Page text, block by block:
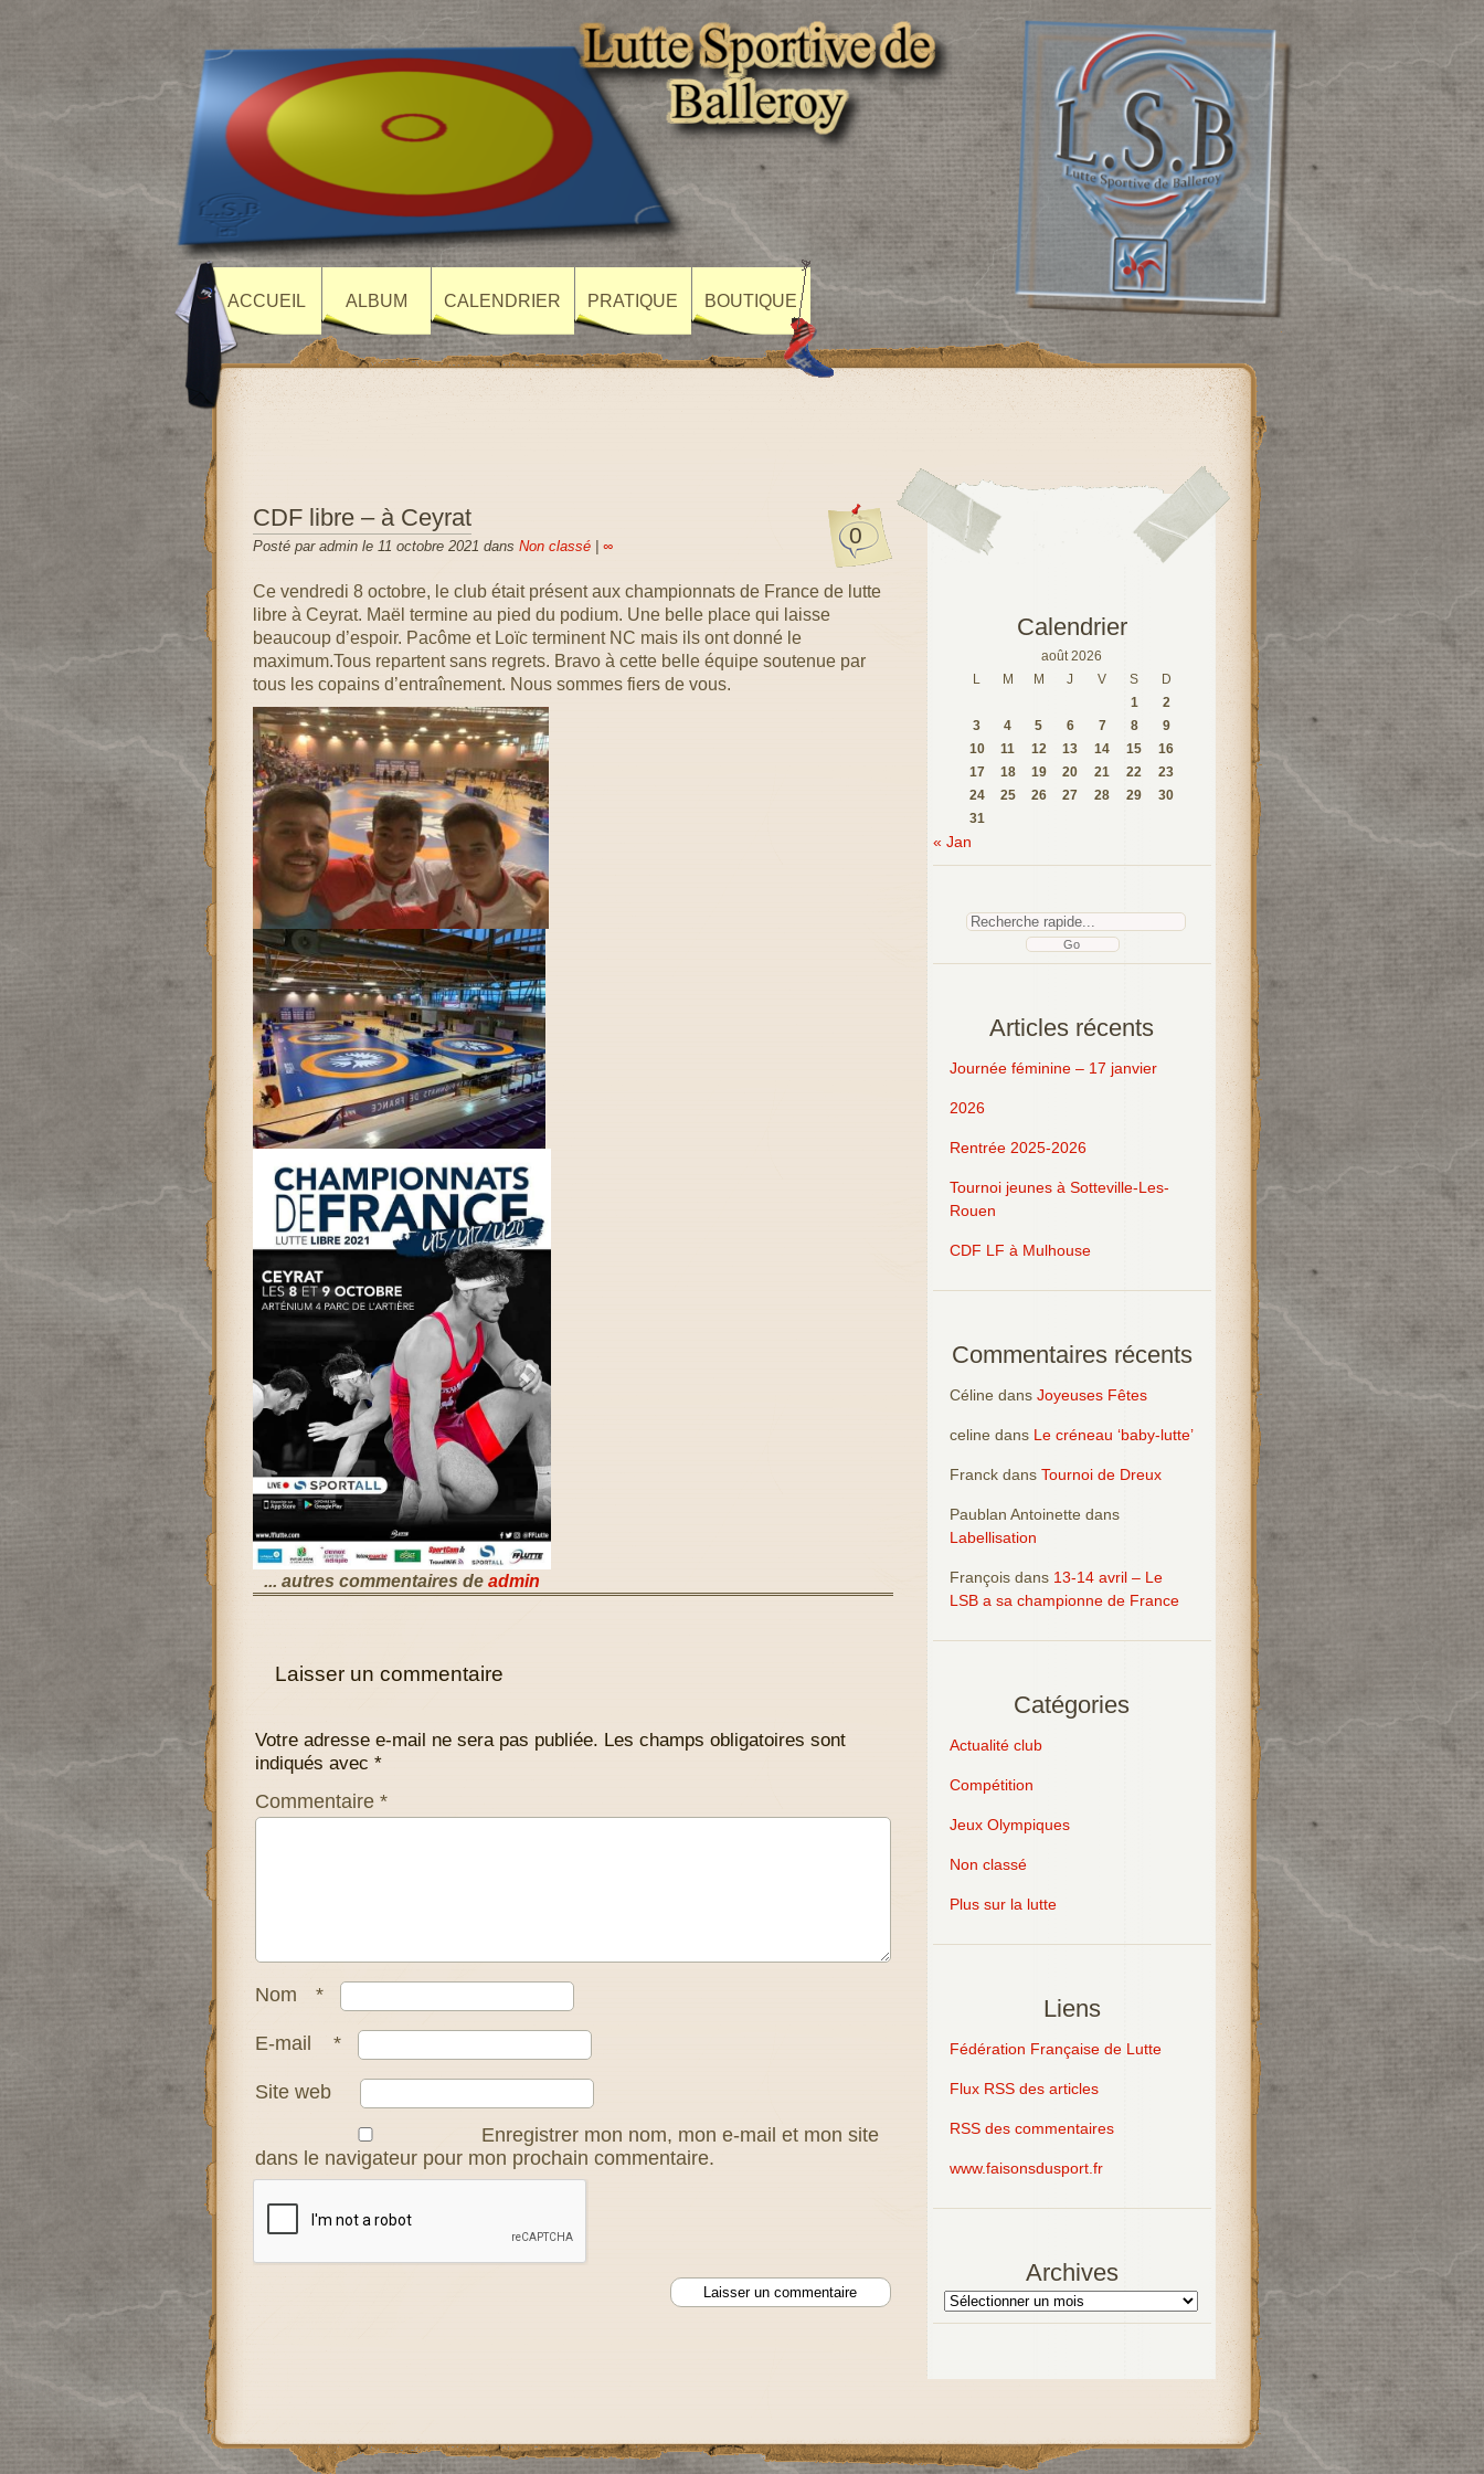
ACCUEIL ALBUM CALENDRIER PRATIQUE BOUTIQUE
0
CDF libre – à Ceyrat
Posté par admin le 11 octobre 2021 dans Non classé| ∞
Ce vendredi 8 octobre, le club était présent aux championnats de France de lutte
libre à Ceyrat. Maël termine au pied du podium. Une belle place qui laisse
beaucoup d’espoir. Pacôme et Loïc terminent NC mais ils ont donné le
maximum.Tous repartent sans regrets. Bravo à cette belle équipe soutenue par
tous les copains d’entraînement. Nous sommes fiers de vous.
... autres commentaires de admin
Laisser un commentaire
Votre adresse e-mail ne sera pas publiée. Les champs obligatoires sont
indiqués avec *
Commentaire *
Nom *
E-mail *
Site web
Enregistrer mon nom, mon e-mail et mon site
dans le navigateur pour mon prochain commentaire.
Calendrier
août 2026
L
M M J V S
D
1
2
3
4 5 6 7 8
9
10
11 12 13 14 15
16
17
18 19 20 21 22
23
24
25 26 27 28 29
30
31
« Jan
Articles récents
Journée féminine – 17 janvier
2026
Rentrée 2025-2026
Tournoi jeunes à Sotteville-Les-
Rouen
CDF LF à Mulhouse
Commentaires récents
Célinedans Joyeuses Fêtes
celinedans Le créneau ‘baby-lutte’
Franckdans Tournoi de Dreux
Paublan Antoinettedans
Labellisation
Françoisdans 13-14 avril – Le
LSB a sa championne de France
Catégories
Actualité club
Compétition
Jeux Olympiques
Non classé
Plus sur la lutte
Liens
Fédération Française de Lutte
Flux RSS des articles
RSS des commentaires
www.faisonsdusport.fr
Archives
Archives